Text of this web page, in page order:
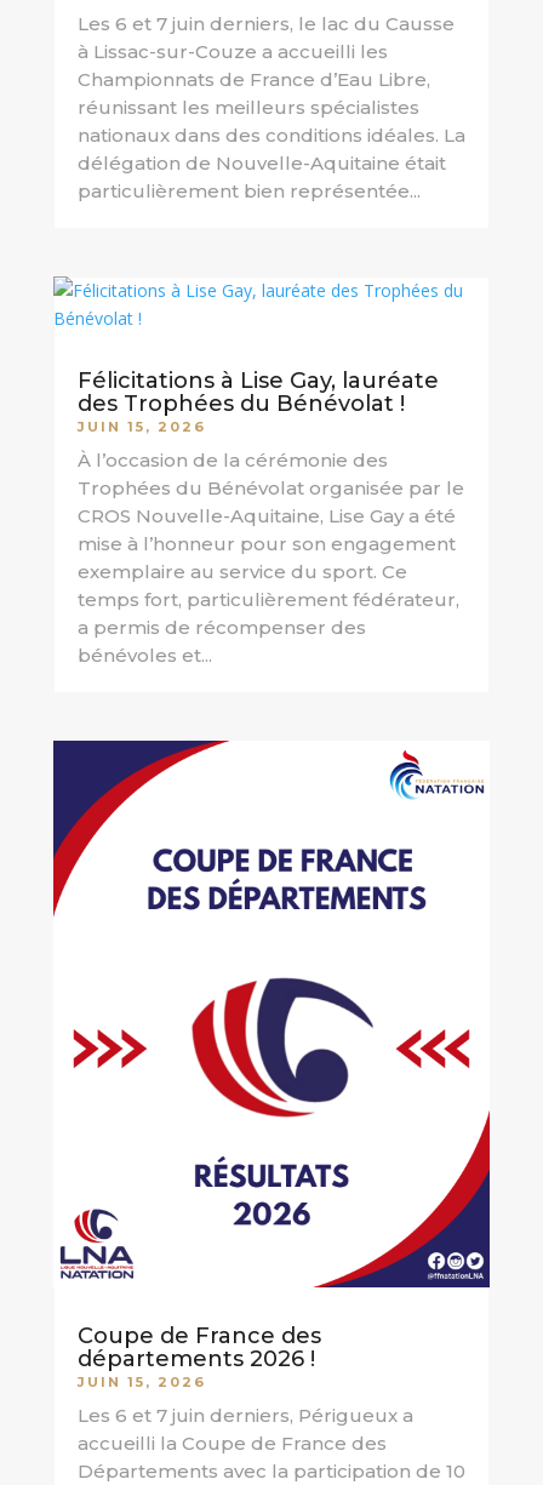
Les 6 et 7 juin derniers, le lac du Causse
à Lissac-sur-Couze a accueilli les
Championnats de France d’Eau Libre,
réunissant les meilleurs spécialistes
nationaux dans des conditions idéales. La
délégation de Nouvelle-Aquitaine était
particulièrement bien représentée...
Félicitations à Lise Gay, lauréate
des Trophées du Bénévolat !
JUIN 15, 2026
À l’occasion de la cérémonie des
Trophées du Bénévolat organisée par le
CROS Nouvelle-Aquitaine, Lise Gay a été
mise à l’honneur pour son engagement
exemplaire au service du sport. Ce
temps fort, particulièrement fédérateur,
a permis de récompenser des
bénévoles et...
Coupe de France des
départements 2026 !
JUIN 15, 2026
Les 6 et 7 juin derniers, Périgueux a
accueilli la Coupe de France des
Départements avec la participation de 10